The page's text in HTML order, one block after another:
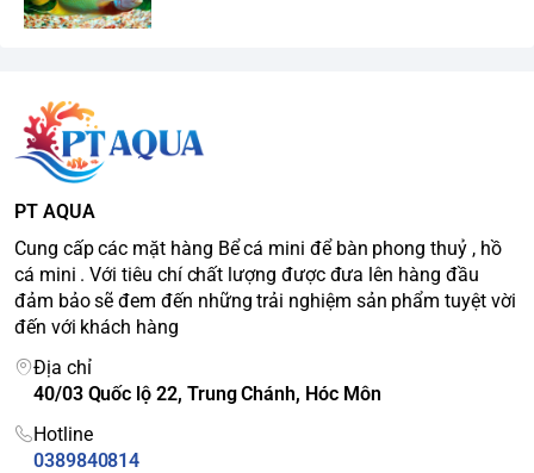
PT AQUA
Cung cấp các mặt hàng Bể cá mini để bàn phong thuỷ , hồ
cá mini . Với tiêu chí chất lượng được đưa lên hàng đầu
đảm bảo sẽ đem đến những trải nghiệm sản phẩm tuyệt vời
đến với khách hàng
Địa chỉ
40/03 Quốc lộ 22, Trung Chánh, Hóc Môn
Hotline
0389840814